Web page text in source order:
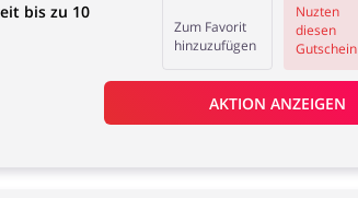
bis zu 10
Zum Favorit
hinzuzufügen
Nuzten
diesen
Gutschein
AKTION ANZEIGEN